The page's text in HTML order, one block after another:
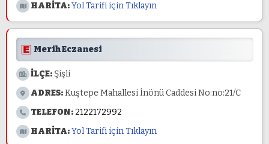
HARİTA:Yol Tarifi için Tıklayın
Merih Eczanesi
İLÇE: Şişli
ADRES:Kuştepe Mahallesi İnönü Caddesi No:no:21/C
TELEFON: 2122172992
HARİTA:Yol Tarifi için Tıklayın